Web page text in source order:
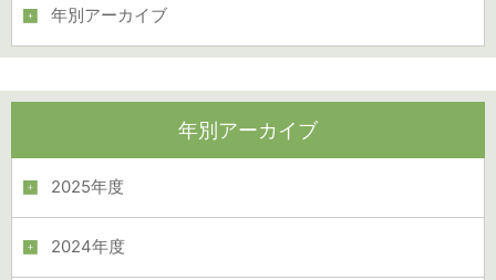
年別アーカイブ
年別アーカイブ
2025年度
2024年度